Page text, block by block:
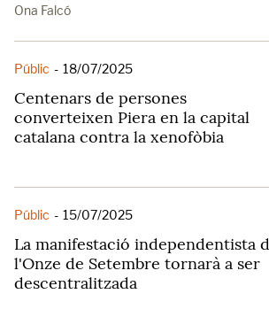
Ona Falcó
Públic - 18/07/2025
Centenars de persones
converteixen Piera en la capital
catalana contra la xenofòbia
Públic - 15/07/2025
La manifestació independentista
l'Onze de Setembre tornarà a ser
descentralitzada